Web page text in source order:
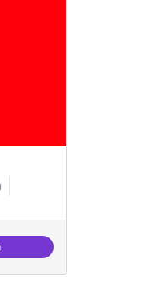
i continuitat